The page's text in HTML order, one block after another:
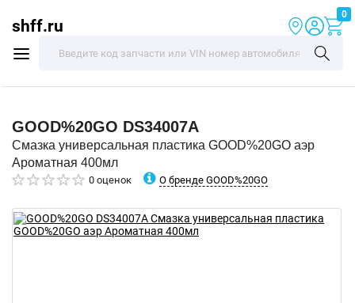
shff.ru
0
GOOD%20GO DS34007A
Смазка универсальная пластика GOOD%20GO аэр
Ароматная 400мл
0 оценок О бренде GOOD%20GO